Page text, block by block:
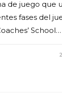
de juego que
fases del
School…